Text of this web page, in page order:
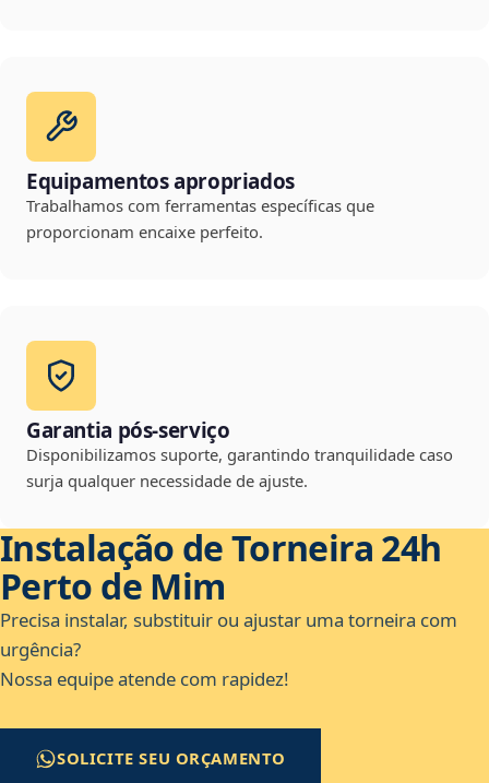
Equipamentos apropriados
Trabalhamos com ferramentas específicas que
proporcionam encaixe perfeito.
Garantia pós-serviço
Disponibilizamos suporte, garantindo tranquilidade caso
surja qualquer necessidade de ajuste.
Instalação de Torneira 24h
Perto de Mim
Precisa instalar, substituir ou ajustar uma torneira com
urgência?
Nossa equipe atende com rapidez!
SOLICITE SEU ORÇAMENTO